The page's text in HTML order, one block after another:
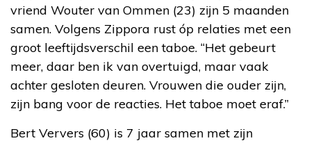
vriend Wouter van Ommen (23) zijn 5 maanden
samen. Volgens Zippora rust óp relaties met een
groot leeftijdsverschil een taboe. “Het gebeurt
meer, daar ben ik van overtuigd, maar vaak
achter gesloten deuren. Vrouwen die ouder zijn,
zijn bang voor de reacties. Het taboe moet eraf.”
Bert Ververs (60) is 7 jaar samen met zijn